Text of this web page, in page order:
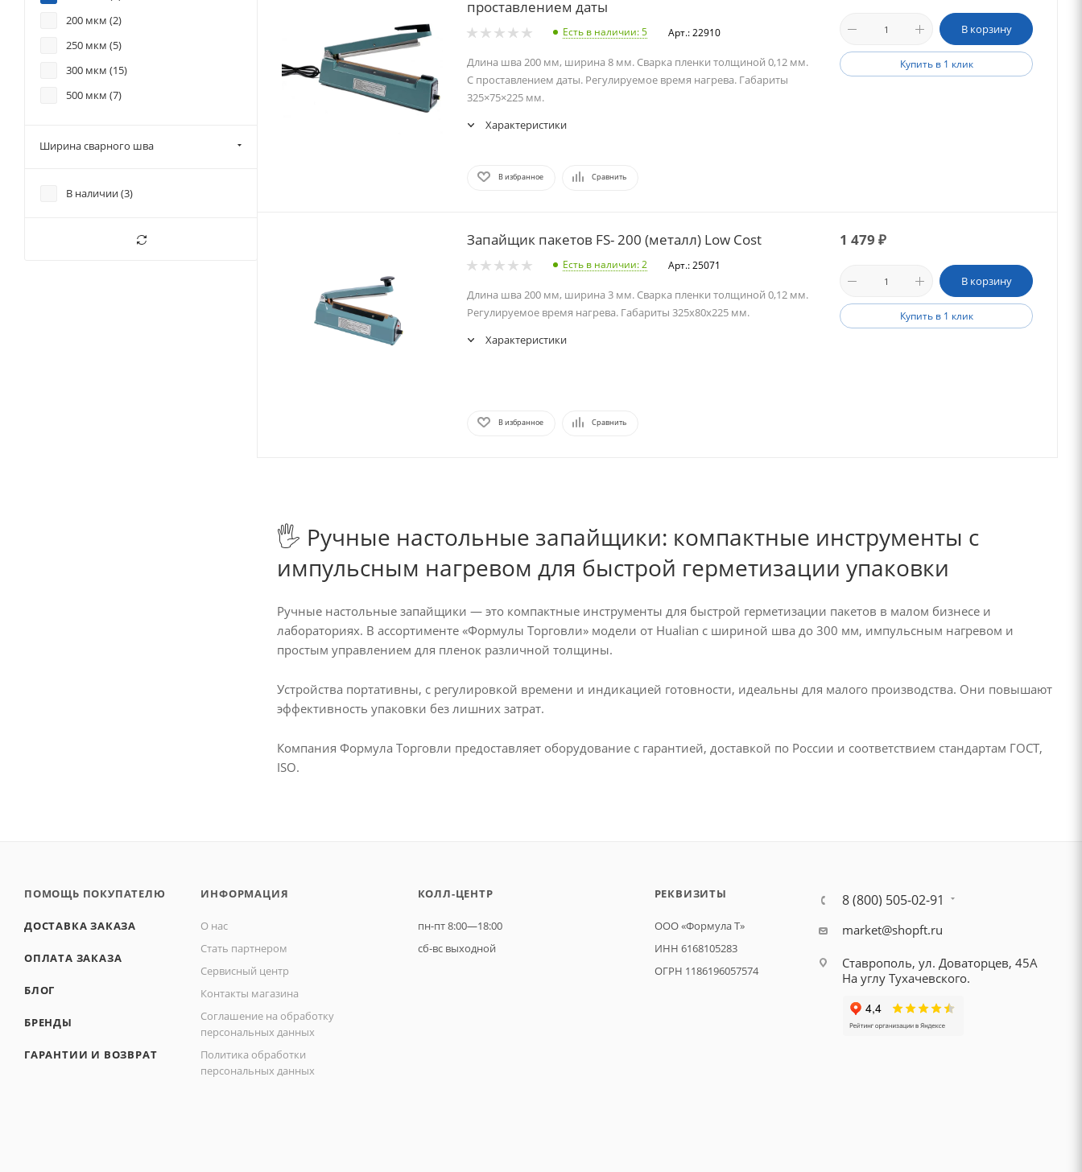
проставлением даты
Есть в наличии: 5 Арт.: 22910
Длина шва 200 мм, ширина 8 мм. Сварка пленки толщиной 0,12 мм.
С проставлением даты. Регулируемое время нагрева. Габариты
325×75×225 мм.
Характеристики
В избранное Сравнить
В корзину
Купить в 1 клик
Запайщик пакетов FS- 200 (металл) Low Cost
Есть в наличии: 2 Арт.: 25071
Длина шва 200 мм, ширина 3 мм. Сварка пленки толщиной 0,12 мм.
Регулируемое время нагрева. Габариты 325x80x225 мм.
Характеристики
В избранное Сравнить
1 479 ₽
В корзину
Купить в 1 клик
🖐️ Ручные настольные запайщики: компактные инструменты с
импульсным нагревом для быстрой герметизации упаковки
Ручные настольные запайщики — это компактные инструменты для быстрой герметизации пакетов в малом бизнесе и
лабораториях. В ассортименте «Формулы Торговли» модели от Hualian с шириной шва до 300 мм, импульсным нагревом и
простым управлением для пленок различной толщины.
Устройства портативны, с регулировкой времени и индикацией готовности, идеальны для малого производства. Они повышают
эффективность упаковки без лишних затрат.
Компания Формула Торговли предоставляет оборудование с гарантией, доставкой по России и соответствием стандартам ГОСТ,
ISO.
200 мкм (2)
250 мкм (5)
300 мкм (15)
500 мкм (7)
Ширина сварного шва
В наличии (3)
ПОМОЩЬ ПОКУПАТЕЛЮ
ДОСТАВКА ЗАКАЗА
ОПЛАТА ЗАКАЗА
БЛОГ
БРЕНДЫ
ГАРАНТИИ И ВОЗВРАТ
ИНФОРМАЦИЯ
О нас
Стать партнером
Сервисный центр
Контакты магазина
Соглашение на обработку
персональных данных
Политика обработки
персональных данных
КОЛЛ-ЦЕНТР
пн-пт 8:00—18:00
сб-вс выходной
РЕКВИЗИТЫ
ООО «Формула Т»
ИНН 6168105283
ОГРН 1186196057574
8 (800) 505-02-91
market@shopft.ru
Ставрополь, ул. Доваторцев, 45А
На углу Тухачевского.